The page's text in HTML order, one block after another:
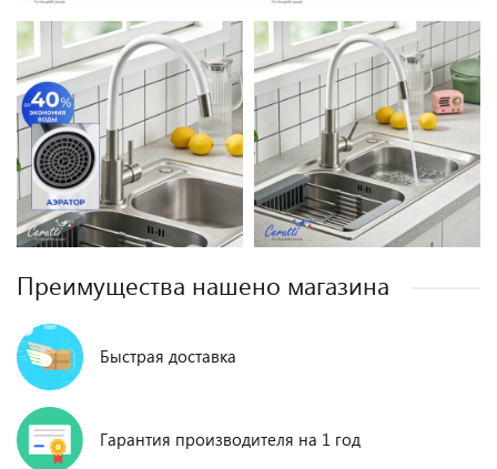
Преимущества нашено магазина
Быстрая доставка
Гарантия производителя на 1 год